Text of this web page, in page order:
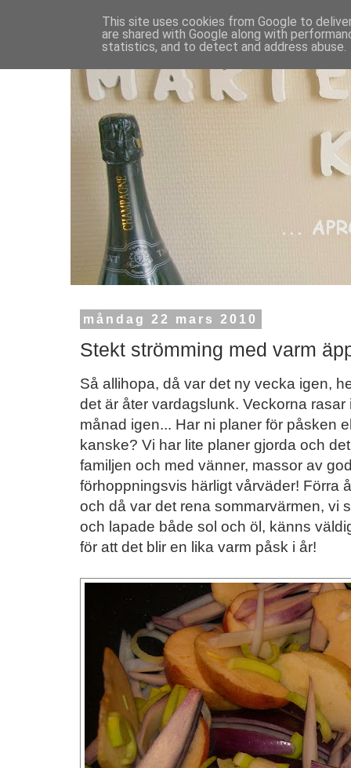
måndag 22 mars 2010
Stekt strömming med varm
Så allihopa, då var det ny vecka igen,
det är åter vardagslunk. Veckorna
månad igen... Har ni planer för påsken
kanske? Vi har lite planer gjorda och
familjen och med vänner, massor av
förhoppningsvis härligt vårväder! Förra
och då var det rena sommarvärmen, vi
och lapade både sol och öl, känns
för att det blir en lika varm påsk i år!
This site uses cookies from Google to
are shared with Google along with
statistics, and to detect and address abuse.